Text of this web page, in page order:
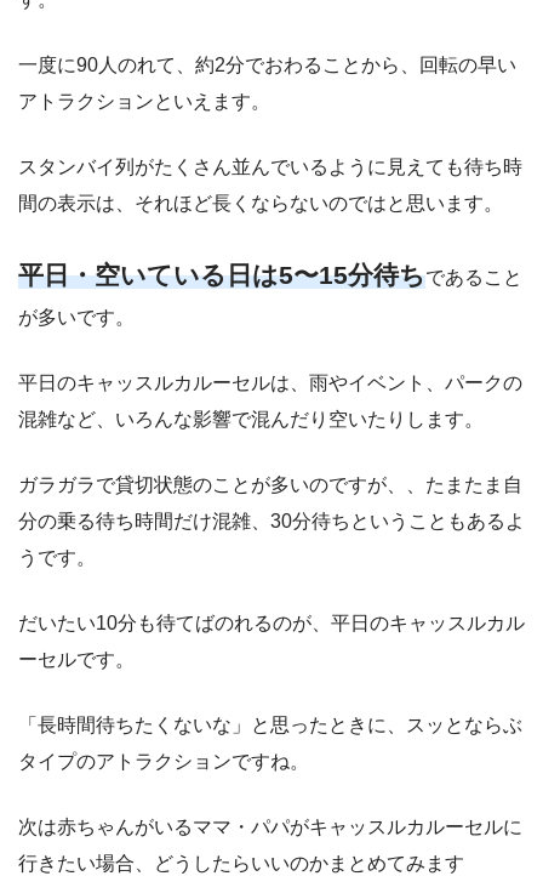
一度に90人のれて、約2分でおわることから、回転の早い
アトラクションといえます。
スタンバイ列がたくさん並んでいるように見えても待ち時
間の表示は、それほど長くならないのではと思います。
平日・空いている日は5〜15分待ちであること
が多いです。
平日のキャッスルカルーセルは、雨やイベント、パークの
混雑など、いろんな影響で混んだり空いたりします。
ガラガラで貸切状態のことが多いのですが、、たまたま自
分の乗る待ち時間だけ混雑、30分待ちということもあるよ
うです。
だいたい10分も待てばのれるのが、平日のキャッスルカル
ーセルです。
「長時間待ちたくないな」と思ったときに、スッとならぶ
タイプのアトラクションですね。
次は赤ちゃんがいるママ・パパがキャッスルカルーセルに
行きたい場合、どうしたらいいのかまとめてみます